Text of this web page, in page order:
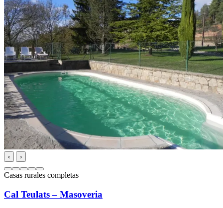
‹ ›
Casas rurales completas
Cal Teulats – Masoveria